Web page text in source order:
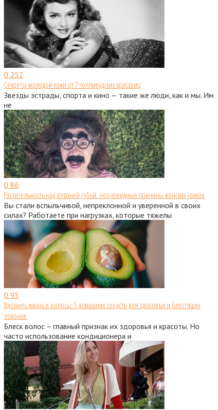
0 252
Секреты молодой кожи от 7 голливудских красавиц
Звезды эстрады, спорта и кино — такие же люди, как и мы. Им
не
0 86
Растительность над верхней губой: неочевидные причины женских усиков
Вы стали вспыльчивой, непреклонной и уверенной в своих
силах? Работаете при нагрузках, которые тяжелы
0 95
Вдохнуть жизнь в волосы: 5 домашних средств для здоровых и блестящих
локонов
Блеск волос – главный признак их здоровья и красоты. Но
часто использование кондиционера и